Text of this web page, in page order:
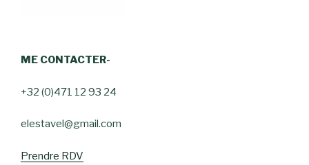
ME CONTACTER-
+32 (0)471 12 93 24
elestavel@gmail.com
Prendre RDV